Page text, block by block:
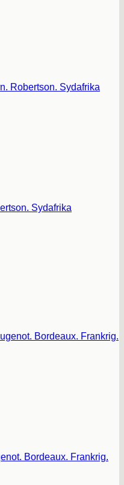
Sydafrika
Bordeaux. Frankrig.